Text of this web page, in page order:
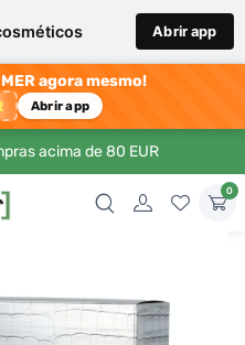
Abrir app
agora mesmo!
Abrir app
acima de 80 EUR
0